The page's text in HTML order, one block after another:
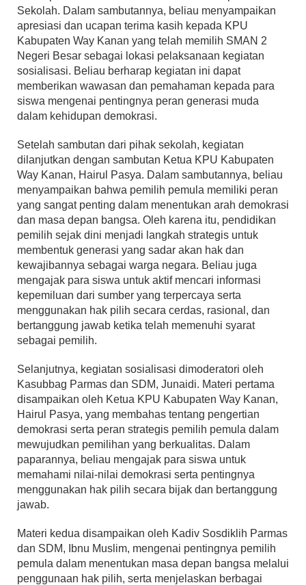
Sekolah. Dalam sambutannya, beliau menyampaikan
apresiasi dan ucapan terima kasih kepada KPU
Kabupaten Way Kanan yang telah memilih SMAN 2
Negeri Besar sebagai lokasi pelaksanaan kegiatan
sosialisasi. Beliau berharap kegiatan ini dapat
memberikan wawasan dan pemahaman kepada para
siswa mengenai pentingnya peran generasi muda
dalam kehidupan demokrasi.
Setelah sambutan dari pihak sekolah, kegiatan
dilanjutkan dengan sambutan Ketua KPU Kabupaten
Way Kanan, Hairul Pasya. Dalam sambutannya, beliau
menyampaikan bahwa pemilih pemula memiliki peran
yang sangat penting dalam menentukan arah demokrasi
dan masa depan bangsa. Oleh karena itu, pendidikan
pemilih sejak dini menjadi langkah strategis untuk
membentuk generasi yang sadar akan hak dan
kewajibannya sebagai warga negara. Beliau juga
mengajak para siswa untuk aktif mencari informasi
kepemiluan dari sumber yang terpercaya serta
menggunakan hak pilih secara cerdas, rasional, dan
bertanggung jawab ketika telah memenuhi syarat
sebagai pemilih.
Selanjutnya, kegiatan sosialisasi dimoderatori oleh
Kasubbag Parmas dan SDM, Junaidi. Materi pertama
disampaikan oleh Ketua KPU Kabupaten Way Kanan,
Hairul Pasya, yang membahas tentang pengertian
demokrasi serta peran strategis pemilih pemula dalam
mewujudkan pemilihan yang berkualitas. Dalam
paparannya, beliau mengajak para siswa untuk
memahami nilai-nilai demokrasi serta pentingnya
menggunakan hak pilih secara bijak dan bertanggung
jawab.
Materi kedua disampaikan oleh Kadiv Sosdiklih Parmas
dan SDM, Ibnu Muslim, mengenai pentingnya pemilih
pemula dalam menentukan masa depan bangsa melalui
penggunaan hak pilih, serta menjelaskan berbagai